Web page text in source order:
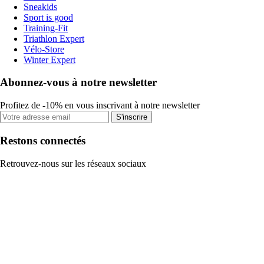
Sneakids
Sport is good
Training-Fit
Triathlon Expert
Vélo-Store
Winter Expert
Abonnez-vous à notre newsletter
Profitez de -10% en vous inscrivant à notre newsletter
S'inscrire
Restons connectés
Retrouvez-nous sur les réseaux sociaux